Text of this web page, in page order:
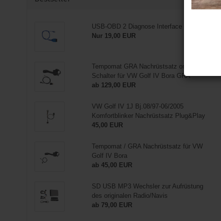
USB-OBD 2 Diagnose Interface
Nur 19,00 EUR
Tempomat GRA Nachrüstsatz original
Schalter für VW Golf IV Bora GRA
ab 129,00 EUR
VW Golf IV 1J Bj.08/97-06/2005
Komfortblinker Nachrüstsatz Plug&Play
45,00 EUR
Tempomat / GRA Nachrüstsatz für VW
Golf IV Bora
ab 45,00 EUR
SD USB MP3 Wechsler zur Aufrüstung
des originalen Radio/Navis
ab 79,00 EUR